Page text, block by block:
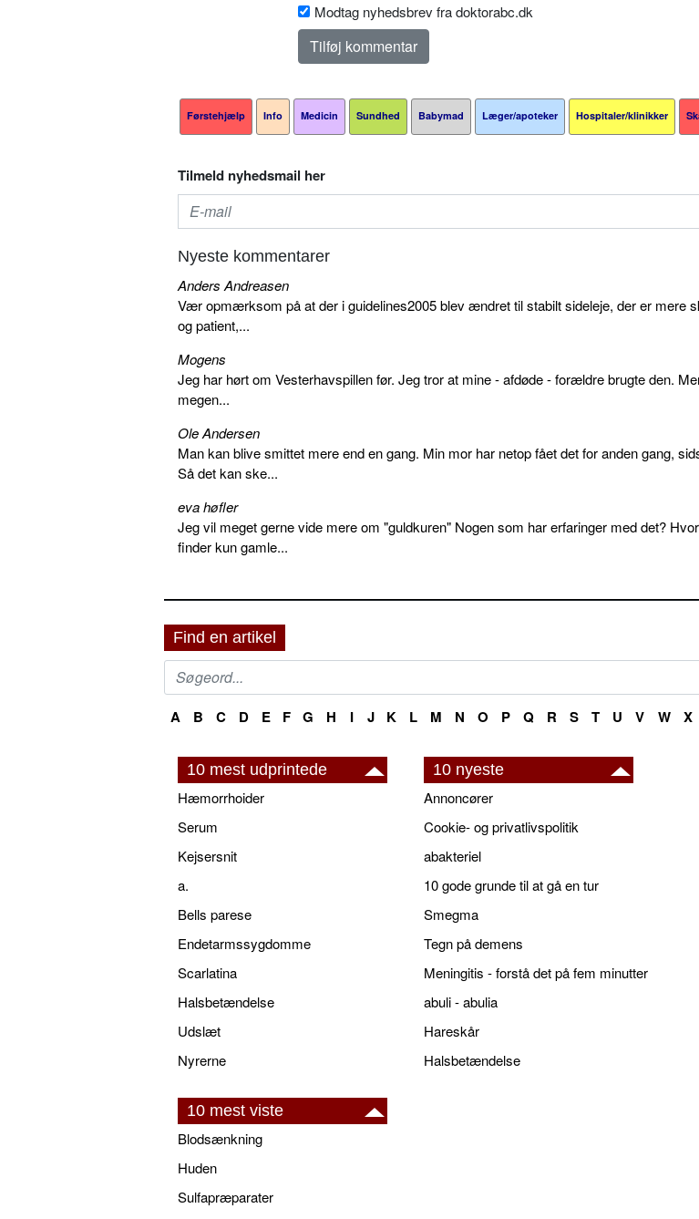
Modtag nyhedsbrev fra doktorabc.dk
Førstehjælp Info Medicin Sundhed Babymad Læger/apoteker Hospitaler/klinikker
Tilmeld nyhedsmail her
Nyeste kommentarer
Anders Andreasen
Vær opmærksom på at der i guidelines2005 blev ændret til stabilt sideleje, der er mere
og patient,...
Mogens
Jeg har hørt om Vesterhavspillen før. Jeg tror at mine - afdøde - forældre brugte den.
megen...
Ole Andersen
Man kan blive smittet mere end en gang. Min mor har netop fået det for anden gang,
Så det kan ske...
eva høfler
Jeg vil meget gerne vide mere om "guldkuren" Nogen som har erfaringer med det?
finder kun gamle...
Find en artikel
A B C D E F G H I J K L M N O P Q R S T U V W X
10 mest udprintede
Hæmorrhoider
Serum
Kejsersnit
a.
Bells parese
Endetarmssygdomme
Scarlatina
Halsbetændelse
Udslæt
Nyrerne
10 nyeste
Annoncører
Cookie- og privatlivspolitik
abakteriel
10 gode grunde til at gå en tur
Smegma
Tegn på demens
Meningitis - forstå det på fem minutter
abuli - abulia
Hareskår
Halsbetændelse
10 mest viste
Blodsænkning
Huden
Sulfapræparater